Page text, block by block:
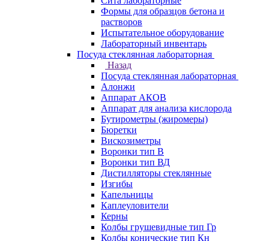
Формы для образцов бетона и
растворов
Испытательное оборудование
Лабораторный инвентарь
Посуда стеклянная лабораторная
Назад
Посуда стеклянная лабораторная
Алонжи
Аппарат АКОВ
Аппарат для анализа кислорода
Бутирометры (жиромеры)
Бюретки
Вискозиметры
Воронки тип В
Воронки тип ВД
Дистилляторы стеклянные
Изгибы
Капельницы
Каплеуловители
Керны
Колбы грушевидные тип Гр
Колбы конические тип Кн